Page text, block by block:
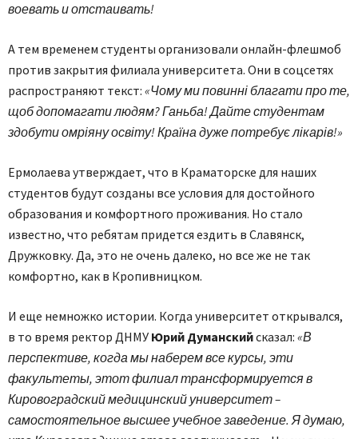
воевать и отстаивать!
А тем временем студенты организовали онлайн-флешмоб
против закрытия филиала университета. Они в соцсетях
распространяют текст: «Чому ми повинні благати про те,
щоб допомагати людям? Ганьба! Дайте студентам
здобути омріяну освіту! Країна дуже потребує лікарів!»
Ермолаева утверждает, что в Краматорске для наших
студентов будут созданы все условия для достойного
образования и комфортного проживания. Но стало
известно, что ребятам придется ездить в Славянск,
Дружковку. Да, это не очень далеко, но все же не так
комфортно, как в Кропивницком.
И еще немножко истории. Когда университет открывался,
в то время ректор ДНМУ Юрий Думанскийсказал: «В
перспективе, когда мы наберем все курсы, эти
факультеты, этот филиал трансформируется в
Кировоградский медицинский университет –
самостоятельное высшее учебное заведение. Я думаю,